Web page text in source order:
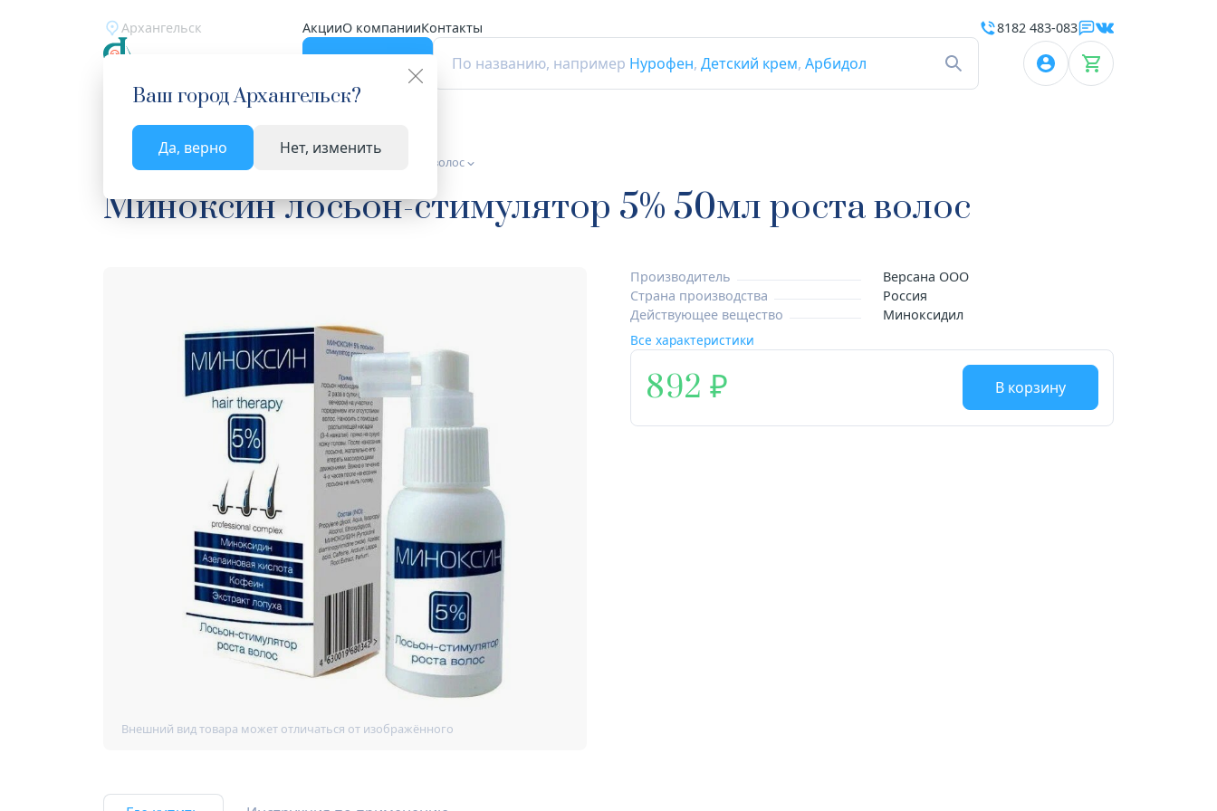
Архангельск АкцииО компанииКонтакты
По названию, например Нурофен, Детский крем, Арбидол
Ваш городАрхангельск?
Да, верно Нет, изменить
8182 483-083
Главная Каталог Косметика Средства для роста волос
Миноксин лосьон-стимулятор 5% 50мл роста волос
Производитель
Версана ООО
Страна производства
Россия
Действующее вещество
Миноксидил
Все характеристики
892 В корзину